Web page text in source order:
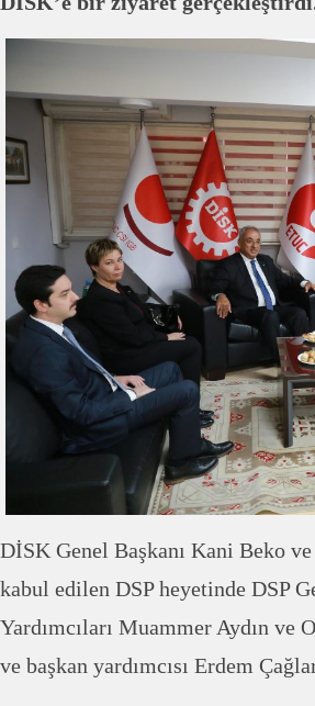
DİSK Genel Başkanı Kani Beko
kabul edilen DSP heyetinde DSP
Yardımcıları Muammer Aydın
ve başkan yardımcısı Erdem